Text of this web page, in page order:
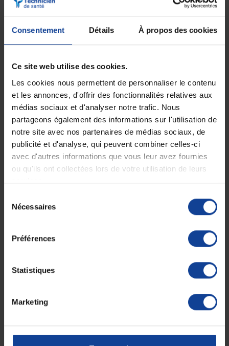
Consentement Détails À propos des cookies
Ce site web utilise des cookies.
Les cookies nous permettent de personnaliser le contenu
et les annonces, d'offrir des fonctionnalités relatives aux
médias sociaux et d'analyser notre trafic. Nous
partageons également des informations sur l'utilisation de
notre site avec nos partenaires de médias sociaux, de
publicité et d'analyse, qui peuvent combiner celles-ci
avec d'autres informations que vous leur avez fournies
ou qu'ils ont collectées lors de votre utilisation de leurs
services.
Nécessaires
Préférences
Statistiques
Marketing
Livraison gratuite
En magasin Technicien de santé
d'achats
Paiement sécurisé
Paiement en ligne 100% sécurisé par
Expédition
soignée et discrète
Service client
18h
Le vendredi jusqu'à 17h
Description
3M™ Steri-Strip™.
Support microporeux renforcé avec des fils de polyester.
Pochette de 6 bandelettes. Boîte de 50 pochettes.